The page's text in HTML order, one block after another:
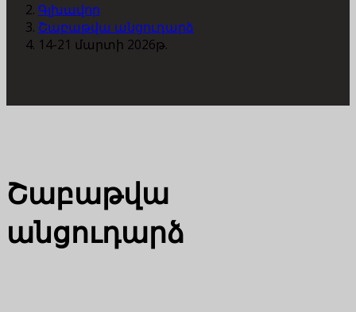
Գլխավոր
Շաբաթվա անցուդարձ
14-21 մարտի 2026թ.
Շաբաթվա
անցուդարձ